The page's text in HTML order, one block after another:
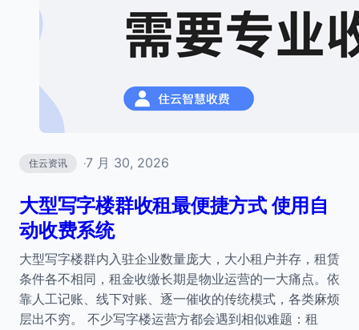
住云资讯 ·7 月 30, 2026
大型写字楼群收租最便捷方式 使用自
动收费系统
大型写字楼群内入驻企业数量庞大，大小租户并存，租赁
条件各不相同，租金收缴长期是物业运营的一大痛点。依
靠人工记账、线下对账、逐一催收的传统模式，各类麻烦
层出不穷。 不少写字楼运营方都会遇到相似难题：租